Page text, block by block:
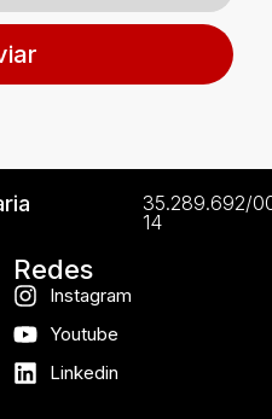
35.289.692/
14
Redes
Instagram
Youtube
Linkedin